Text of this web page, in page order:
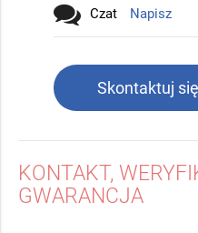
Czat Napisz
Skontaktuj
KONTAKT,
GWARANCJA